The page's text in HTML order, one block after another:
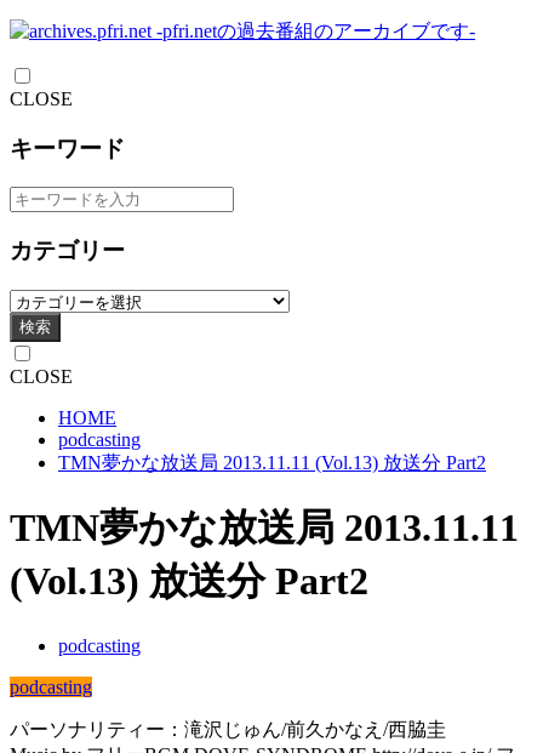
CLOSE
キーワード
カテゴリー
検索
CLOSE
HOME
podcasting
TMN夢かな放送局 2013.11.11 (Vol.13) 放送分 Part2
TMN夢かな放送局 2013.11.11
(Vol.13) 放送分 Part2
podcasting
podcasting
パーソナリティー：滝沢じゅん/前久かなえ/西脇圭